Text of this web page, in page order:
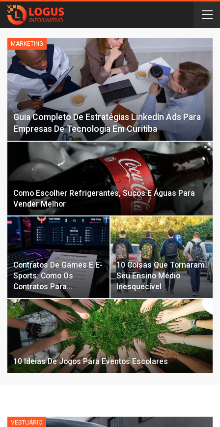
MARKETING
Guia Completo De Estratégias LinkedIn Ads Para
Empresas De Tecnologia Em Curitiba
Como Escolher Refrigerantes, Sucos E Águas Para
Vender Melhor
Contratos De Games E E-
Sports: Como Os
Contratos Para…
10 Coisas Que Tornaram
Seu Ensino Médio
Inesquecível
10 Ideias De Jogos Para Eventos Escolares
VESTUÁRIO